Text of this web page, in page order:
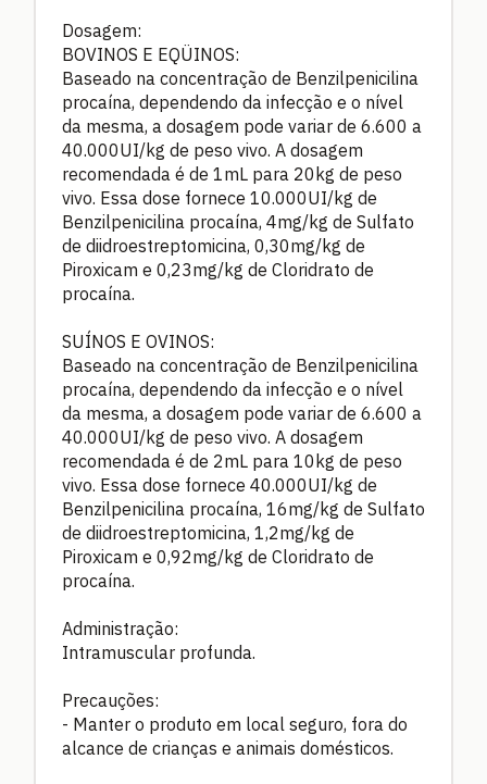
Dosagem:
BOVINOS E EQÜINOS:
Baseado na concentração de Benzilpenicilina
procaína, dependendo da infecção e o nível
da mesma, a dosagem pode variar de 6.600 a
40.000UI/kg de peso vivo. A dosagem
recomendada é de 1mL para 20kg de peso
vivo. Essa dose fornece 10.000UI/kg de
Benzilpenicilina procaína, 4mg/kg de Sulfato
de diidroestreptomicina, 0,30mg/kg de
Piroxicam e 0,23mg/kg de Cloridrato de
procaína.
SUÍNOS E OVINOS:
Baseado na concentração de Benzilpenicilina
procaína, dependendo da infecção e o nível
da mesma, a dosagem pode variar de 6.600 a
40.000UI/kg de peso vivo. A dosagem
recomendada é de 2mL para 10kg de peso
vivo. Essa dose fornece 40.000UI/kg de
Benzilpenicilina procaína, 16mg/kg de Sulfato
de diidroestreptomicina, 1,2mg/kg de
Piroxicam e 0,92mg/kg de Cloridrato de
procaína.
Administração:
Intramuscular profunda.
Precauções:
- Manter o produto em local seguro, fora do
alcance de crianças e animais domésticos.